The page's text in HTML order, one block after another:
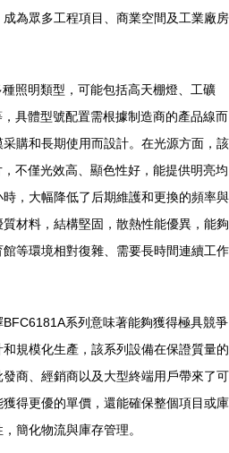
為眾多工程項目、商業空間及工業廠房
照明類型，可能包括高天棚燈、工礦
具體型號配置需根據制造商的產品線而
購和長期使用而設計。在光源方面，該
不僅光效高、顯色性好，能提供明亮均
，大幅降低了后期維護和更換的頻率與
材料，結構堅固，散熱性能優異，能夠
等環境相對復雜、需要長時間連續工作
系列意味著能夠獲得極具競爭
規模化生產，該系列設備在保證質量的
商、經銷商以及大型終端用戶帶來了可
得更優的單價，還能確保整個項目或庫
簡化物流與庫存管理。